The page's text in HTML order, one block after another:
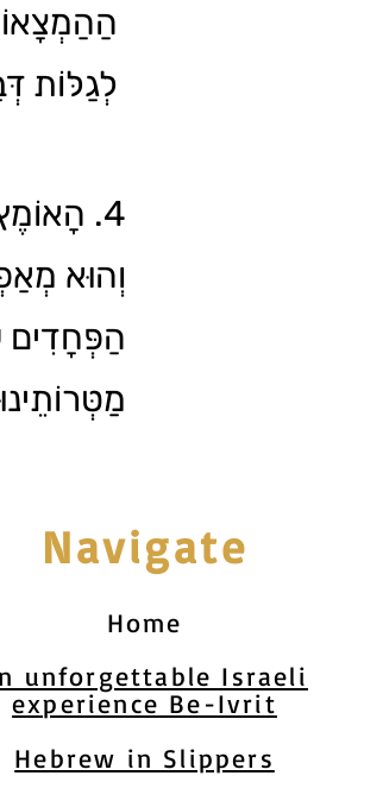
לְגַלּוֹת
4.
וְהוּא
הַפְּחָדִים
Navigate
Home
unforgettable Israeli
experience Be-Ivrit
Hebrew in Slippers